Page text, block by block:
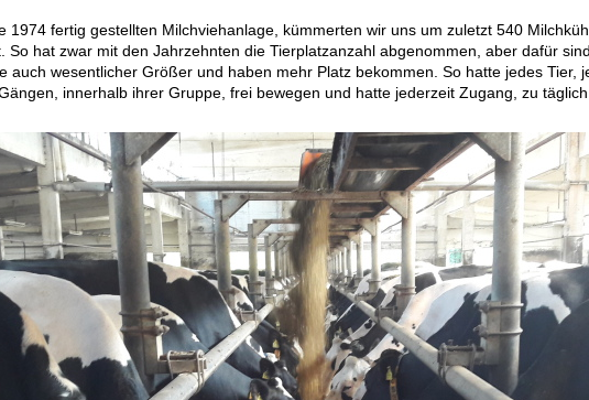
1974 fertig gestellten Milchviehanlage, kümmerten wir uns um zuletzt 540
So hat zwar mit den Jahrzehnten die Tierplatzanzahl abgenommen, aber dafür
auch wesentlicher Größer und haben mehr Platz bekommen. So hatte jedes Tier,
innerhalb ihrer Gruppe, frei bewegen und hatte jederzeit Zugang, zu